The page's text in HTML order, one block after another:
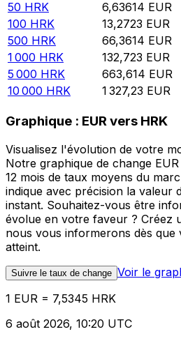
50 HRK 6,63614 EUR
100 HRK 13,2723 EUR
500 HRK 66,3614 EUR
1 000 HRK 132,723 EUR
5 000 HRK 663,614 EUR
10 000 HRK 1 327,23 EUR
Graphique : EUR vers HRK
Visualisez l'évolution de votre
Notre graphique de change
12 mois de taux moyens du
indique avec précision la valeur
instant. Souhaitez-vous être
évolue en votre faveur ? Créez
nous vous informerons dès que
atteint.
Suivre le taux de change Voir le
1 EUR = 7,5345 HRK
6 août 2026, 10:20 UTC